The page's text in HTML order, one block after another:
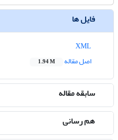
فایل ها
اصل مقاله
1.94 M
سابقه مقاله
هم رسانی